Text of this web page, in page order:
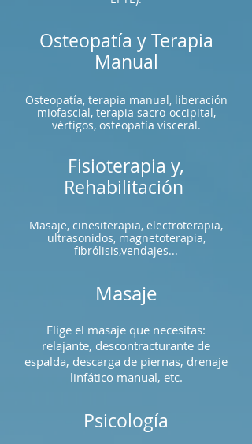
Osteopatía y Terapia
Manual
Osteopatía, terapia manual, liberación
miofascial, terapia sacro-occipital,
vértigos, osteopatía visceral.
Fisioterapia y,
Rehabilitación
Masaje, cinesiterapia, electroterapia,
ultrasonidos, magnetoterapia,
fibrólisis,vendajes...
Masaje
Elige el masaje que necesitas:
relajante, descontracturante de
espalda, descarga de piernas, drenaje
linfático manual, etc.
Psicología